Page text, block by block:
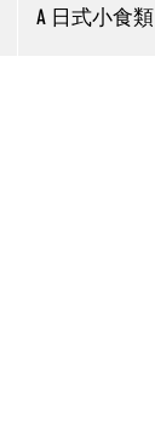
A 日式小食類